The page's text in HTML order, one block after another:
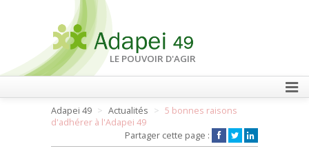
LE POUVOIR D'AGIR
FAIRE UN DON
Adapei 49 Actualités
5 bonnes raisons
d'adhérer à l'Adapei 49
Partager cette page :